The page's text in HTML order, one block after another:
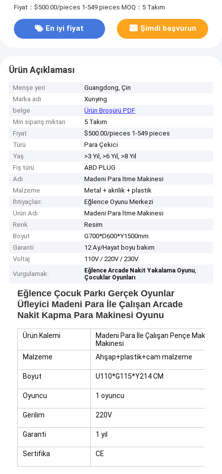
Fiyat：$500.00/pieces 1-549 pieces MOQ：5 Takım
En iyi fiyat Şimdi başvurun
Ürün Açıklaması
Menşe yeri
Guangdong, Çin
Marka adı
Xunying
belge
Ürün Broşürü PDF
Min sipariş miktarı
5 Takım
Fiyat
$500.00/pieces 1-549 pieces
Türü
Para Çekici
Yaş
>3 Yıl, >6 Yıl, >8 Yıl
Fiş türü
ABD PLUG
Adı
Madeni Para İtme Makinesi
Malzeme
Metal + akrilik + plastik
İhtiyaçları:
Eğlence Oyunu Merkezi
Ürün Adı
Madeni Para İtme Makinesi
Renk
Resim
Boyut
G700*D600*Y1500mm
Garanti
12 Ay/Hayat boyu bakım
Voltaj
110V / 220V / 230V
Vurgulamak:
Eğlence Arcade Nakit Yakalama Oyunu,
Çocuklar Oyunları
Eğlence Çocuk Parkı Gerçek Oyunlar
Üfleyici Madeni Para İle Çalışan Arcade
Nakit Kapma Para Makinesi Oyunu
Ürün Kalemi
Madeni Para İle Çalışan Pençe
Makinesi
Malzeme
Ahşap+plastik+cam malzeme
Boyut U110*G115*Y214 CM
Oyuncu 1 oyuncu
Gerilim 220V
Garanti 1 yıl
Sertifika CE